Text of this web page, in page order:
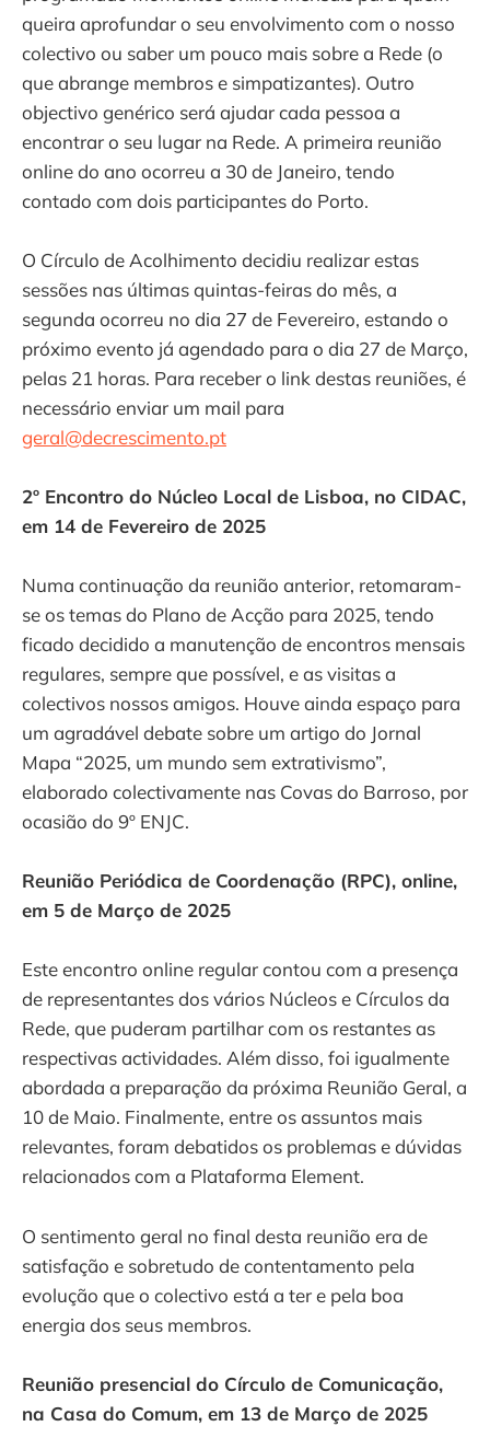
queira aprofundar o seu envolvimento com o nosso
colectivo ou saber um pouco mais sobre a Rede (o
que abrange membros e simpatizantes). Outro
objectivo genérico será ajudar cada pessoa a
encontrar o seu lugar na Rede. A primeira reunião
online do ano ocorreu a 30 de Janeiro, tendo
contado com dois participantes do Porto.
O Círculo de Acolhimento decidiu realizar estas
sessões nas últimas quintas-feiras do mês, a
segunda ocorreu no dia 27 de Fevereiro, estando o
próximo evento já agendado para o dia 27 de Março,
pelas 21 horas. Para receber o link destas reuniões, é
necessário enviar um mail para
geral@decrescimento.pt
2º Encontro do Núcleo Local de Lisboa, no CIDAC,
em 14 de Fevereiro de 2025
Numa continuação da reunião anterior, retomaram-
se os temas do Plano de Acção para 2025, tendo
ficado decidido a manutenção de encontros mensais
regulares, sempre que possível, e as visitas a
colectivos nossos amigos. Houve ainda espaço para
um agradável debate sobre um artigo do Jornal
Mapa “2025, um mundo sem extrativismo”,
elaborado colectivamente nas Covas do Barroso, por
ocasião do 9º ENJC.
Reunião Periódica de Coordenação (RPC), online,
em 5 de Março de 2025
Este encontro online regular contou com a presença
de representantes dos vários Núcleos e Círculos da
Rede, que puderam partilhar com os restantes as
respectivas actividades. Além disso, foi igualmente
abordada a preparação da próxima Reunião Geral, a
10 de Maio. Finalmente, entre os assuntos mais
relevantes, foram debatidos os problemas e dúvidas
relacionados com a Plataforma Element.
O sentimento geral no final desta reunião era de
satisfação e sobretudo de contentamento pela
evolução que o colectivo está a ter e pela boa
energia dos seus membros.
Reunião presencial do Círculo de Comunicação,
na Casa do Comum, em 13 de Março de 2025